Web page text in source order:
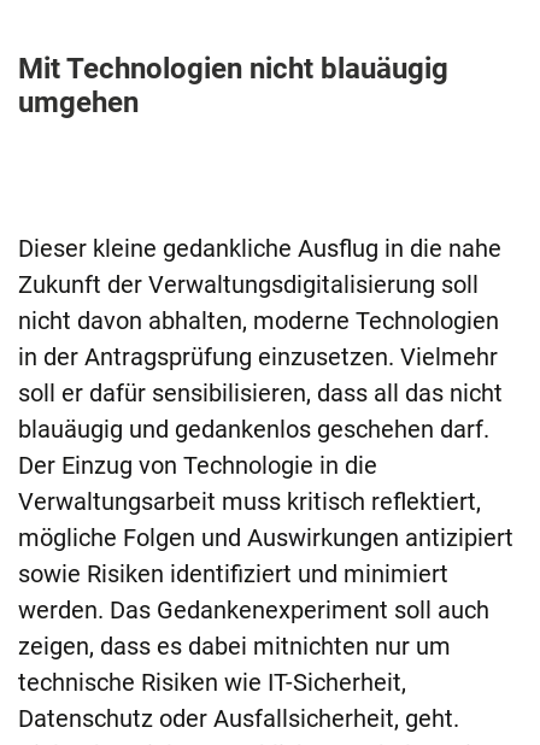
Mit Technologien nicht blauäugig
umgehen
Dieser kleine gedankliche Ausflug in die nahe
Zukunft der Verwaltungsdigitalisierung soll
nicht davon abhalten, moderne Technologien
in der Antragsprüfung einzusetzen. Vielmehr
soll er dafür sensibilisieren, dass all das nicht
blauäugig und gedankenlos geschehen darf.
Der Einzug von Technologie in die
Verwaltungsarbeit muss kritisch reflektiert,
mögliche Folgen und Auswirkungen antizipiert
sowie Risiken identifiziert und minimiert
werden. Das Gedankenexperiment soll auch
zeigen, dass es dabei mitnichten nur um
technische Risiken wie IT-Sicherheit,
Datenschutz oder Ausfallsicherheit, geht.